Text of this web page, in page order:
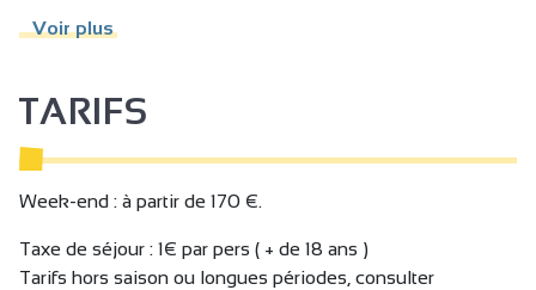
table de jardin, hamac à disposition.
La piscine est commune avec les autres locations.
Plus nombreux, possibilité de louer une autre roulotte de 2
personne la Tiny roulotte chambre d'appoint équipée d'un
lit double de 140 et d'une salle d'eau. Les deux roulottes
Voir plus
TARIFS
Week-end : à partir de 170 €.
Taxe de séjour : 1€ par pers ( + de 18 ans )
Tarifs hors saison ou longues périodes, consulter